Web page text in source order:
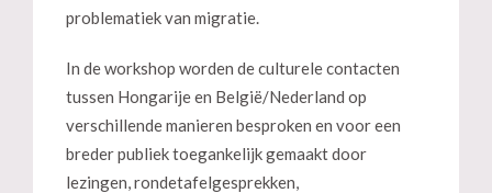
problematiek van migratie.
In de workshop worden de culturele contacten
tussen Hongarije en België/Nederland op
verschillende manieren besproken en voor een
breder publiek toegankelijk gemaakt door
lezingen, rondetafelgesprekken,